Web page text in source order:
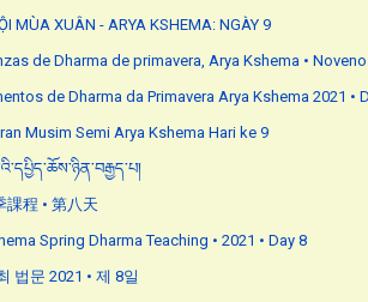
MÙA XUÂN - ARYA KSHEMA: NGÀY 9
de Dharma de primavera, Arya Kshema •
de Dharma da Primavera Arya Kshema 2021 •
Musim Semi Arya Kshema Hari ke 9
課程 • 第八天
Spring Dharma Teaching • 2021 • Day 8
법문 2021 • 제 8일